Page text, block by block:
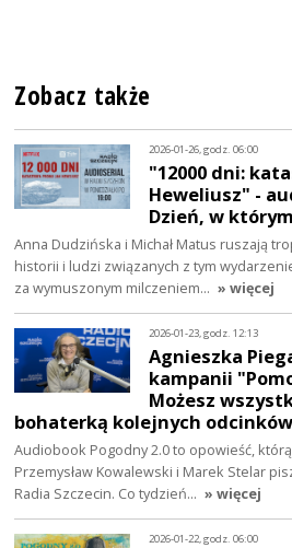
Zobacz także
2026-01-26, godz. 06:00
"12000 dni:
Heweliusz" -
Dzień, w
Anna Dudzińska i Michał Matus ruszają
historii i ludzi związanych z tym
za wymuszonym milczeniem… » więcej
2026-01-23, godz. 12:13
Agnieszka
kampanii
Możesz
bohaterką kolejnych
Audiobook Pogodny 2.0 to opowieść,
Przemysław Kowalewski i Marek Stelar
Radia Szczecin. Co tydzień… » więcej
2026-01-22, godz. 06:00